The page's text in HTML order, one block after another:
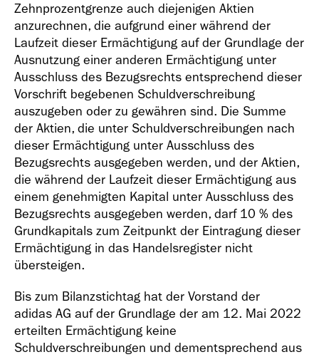
Zehnprozentgrenze auch diejenigen Aktien
anzurechnen, die aufgrund einer während der
Laufzeit dieser Ermächtigung auf der Grundlage der
Ausnutzung einer anderen Ermächtigung unter
Ausschluss des Bezugsrechts entsprechend dieser
Vorschrift begebenen Schuldverschreibung
auszugeben oder zu gewähren sind. Die Summe
der Aktien, die unter Schuldverschreibungen nach
dieser Ermächtigung unter Ausschluss des
Bezugsrechts ausgegeben werden, und der Aktien,
die während der Laufzeit dieser Ermächtigung aus
einem genehmigten Kapital unter Ausschluss des
Bezugsrechts ausgegeben werden, darf 10 % des
Grundkapitals zum Zeitpunkt der Eintragung dieser
Ermächtigung in das Handelsregister nicht
übersteigen.
Bis zum Bilanzstichtag hat der Vorstand der
adidas AG auf der Grundlage der am 12. Mai 2022
erteilten Ermächtigung keine
Schuldverschreibungen und dementsprechend aus